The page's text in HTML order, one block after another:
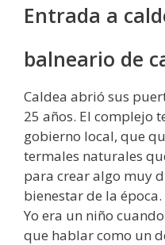
Entrada a
balneario de
Caldea abrió sus
25 años. El complejo
gobierno local, que
termales naturales
para crear algo muy
bienestar de la época.
Yo era un niño
que hablar como un